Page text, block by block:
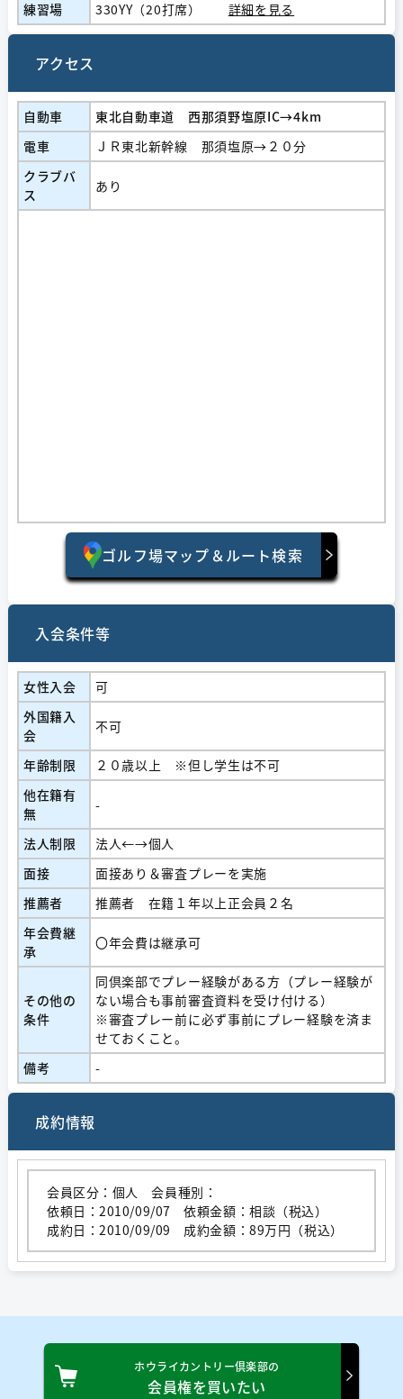
練習場 330YY（20打席） 詳細を見る
アクセス
自動車
東北自動車道 西那須野塩原IC→4km
電車
ＪＲ東北新幹線 那須塩原→２０分
クラブバ
ス
あり
ゴルフ場マップ＆ルート検索
入会条件等
女性入会
可
外国籍入
会
不可
年齢制限
２０歳以上 ※但し学生は不可
他在籍有
無
-
法人制限
法人←→個人
面接
面接あり＆審査プレーを実施
推薦者
推薦者 在籍１年以上正会員２名
年会費継
承
〇年会費は継承可
その他の
条件
同倶楽部でプレー経験がある方（プレー経験が
ない場合も事前審査資料を受け付ける）
※審査プレー前に必ず事前にプレー経験を済ま
せておくこと。
備考
-
成約情報
会員区分：個人 会員種別：
依頼日：2010/09/07 依頼金額：相談（税込）
成約日：2010/09/09 成約金額：89万円（税込）
ホウライカントリー倶楽部の
会員権を買いたい